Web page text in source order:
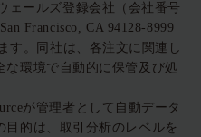
ェールズ登録会社（会社番号
Francisco, CA 94128-8999
す。同社は、各注文に関連し
な環境で自動的に保管及び処
が管理者として自動データ
的は、取引分析のレベルを